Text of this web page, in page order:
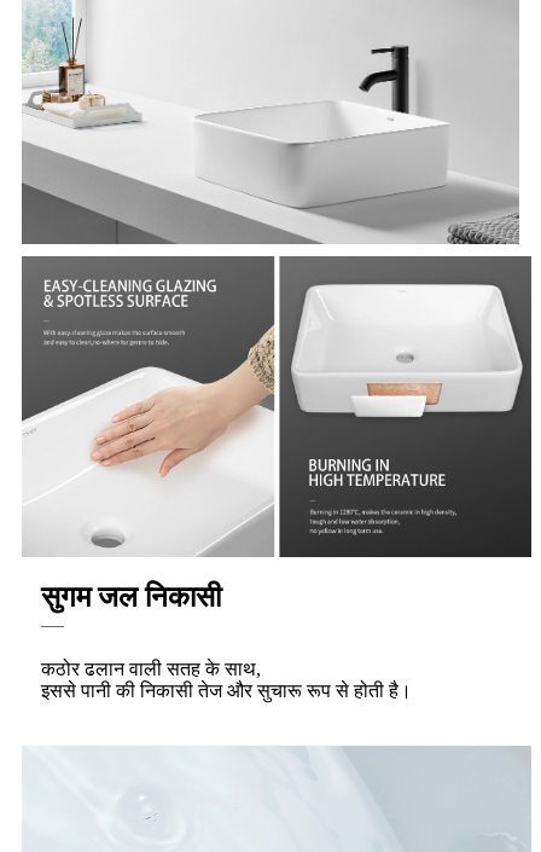
सुगम जल निकासी
कठोर ढलान वाली सतह के साथ,
इससे पानी की निकासी तेज और सुचारू रूप से होती है।